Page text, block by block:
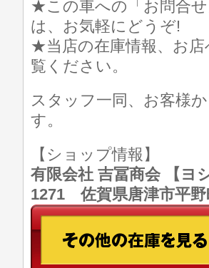
★この車への「お問合せ
は、お気軽にどうぞ!
★当店の在庫情報、お
覧ください。
スタッフ一同、お客様
す。
【ショップ情報】
有限会社 吉冨商会 【
1271 佐賀県唐津市平野